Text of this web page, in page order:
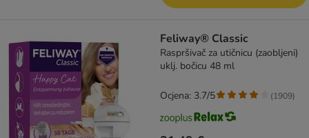
Feliway® Classic
Raspršivač za utičnicu (zaobljeni)
uklj. bočicu 48 ml
Ocjena: 3.7/5 (1909)